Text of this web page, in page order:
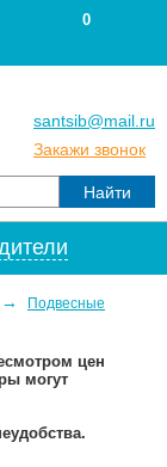
santsib@mail.ru
Закажи звонок
0
→
Подвесные
цен
могут